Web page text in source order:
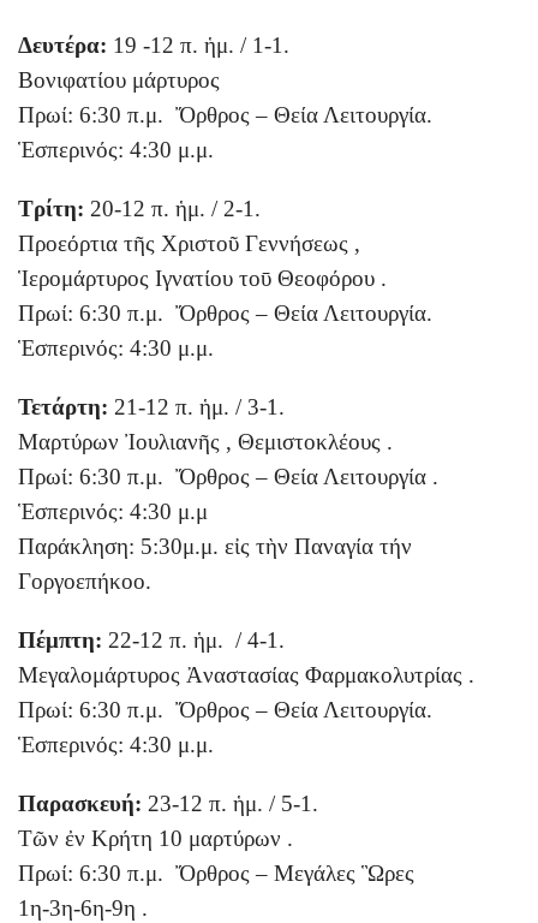
Δευτέρα: 19 -12 π. ἡμ. / 1-1.
Βονιφατίου μάρτυρος
Πρωί: 6:30 π.μ. Ὄρθρος – Θεία Λειτουργία.
Ἑσπερινός: 4:30 μ.μ.
Τρίτη: 20-12 π. ἡμ. / 2-1.
Προεόρτια τῆς Χριστοῦ Γεννήσεως ,
Ἱερομάρτυρος Ιγνατίου τοῡ Θεοφόρου .
Πρωί: 6:30 π.μ. Ὄρθρος – Θεία Λειτουργία.
Ἑσπερινός: 4:30 μ.μ.
Τετάρτη: 21-12 π. ἡμ. / 3-1.
Μαρτύρων Ἰουλιανῆς , Θεμιστοκλέους .
Πρωί: 6:30 π.μ. Ὄρθρος – Θεία Λειτουργία .
Ἑσπερινός: 4:30 μ.μ
Παράκληση: 5:30μ.μ. εἰς τὴν Παναγία τήν
Γοργοεπήκοο.
Πέμπτη: 22-12 π. ἡμ. / 4-1.
Μεγαλομάρτυρος Ἀναστασίας Φαρμακολυτρίας .
Πρωί: 6:30 π.μ. Ὄρθρος – Θεία Λειτουργία.
Ἑσπερινός: 4:30 μ.μ.
Παρασκευή: 23-12 π. ἡμ. / 5-1.
Τῶν ἐν Κρήτη 10 μαρτύρων .
Πρωί: 6:30 π.μ. Ὄρθρος – Μεγάλες Ὣρες
1η-3η-6η-9η .